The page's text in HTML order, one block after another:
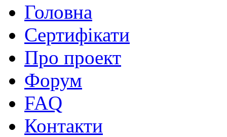
Головна
Сертифікати
Про проект
Форум
FAQ
Контакти